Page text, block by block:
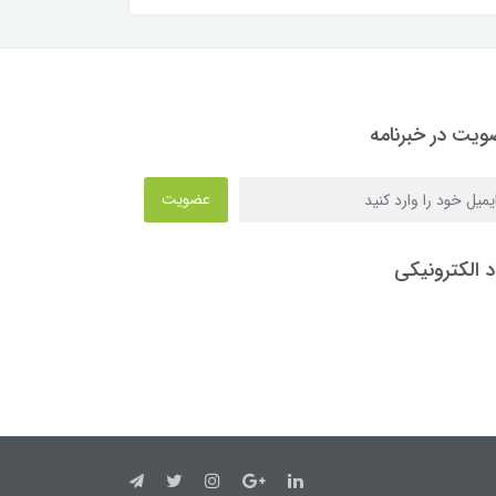
در خبرنامه
عضویت
الکترونیکی